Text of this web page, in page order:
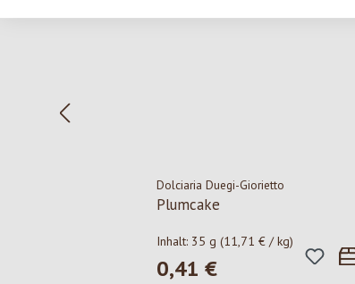
Dolciaria Duegi-Giorietto
Plumcake
Inhalt: 35 g(11,71 € / kg)
Regulärer Preis:
0,41 €